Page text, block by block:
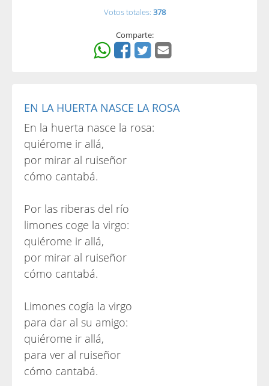
Votos totales: 378
Comparte:
EN LA HUERTA NASCE LA ROSA
En la huerta nasce la rosa:
quiérome ir allá,
por mirar al ruiseñor
cómo cantabá.
Por las riberas del río
limones coge la virgo:
quiérome ir allá,
por mirar al ruiseñor
cómo cantabá.
Limones cogía la virgo
para dar al su amigo:
quiérome ir allá,
para ver al ruiseñor
cómo cantabá.